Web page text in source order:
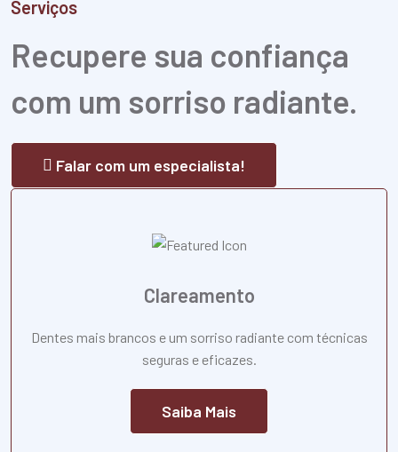
Serviços
Recupere sua confiança
com um sorriso radiante.
Falar com um especialista!
Clareamento
Dentes mais brancos e um sorriso radiante com técnicas
seguras e eficazes.
Saiba Mais